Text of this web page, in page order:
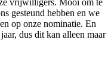
vrijwilligers. Mooi om te
gesteund hebben en we
op onze nominatie. En
dus dit kan alleen maar